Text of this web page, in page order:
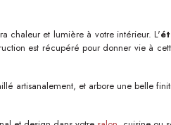
chaleur et lumière à votre intérieur. L'
est récupéré pour donner vie à
et arbore une belle